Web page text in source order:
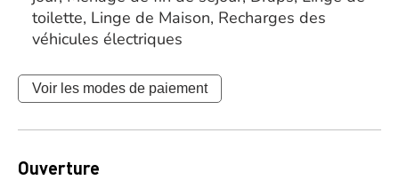
toilette, Linge de Maison, Recharges des
véhicules électriques
Voir les modes de paiement
Ouverture